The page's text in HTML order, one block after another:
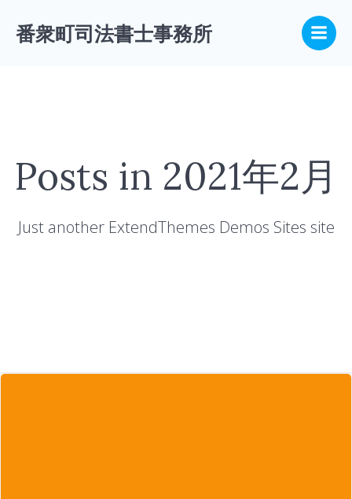
ン
テ
ッ
プ
番衆町司法書士事務所
Posts in 2021年2月
Just another ExtendThemes Demos Sites site